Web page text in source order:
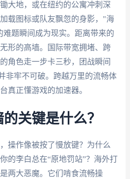
大地，或在纽约的公寓冲刺深
载图标或队友飘忽的身影，"海
题瞬间成为现实。距离带来的
形的高墙。国际带宽拥堵、跨
角色走一步卡三秒，团战瞬间
非牢不可破。跨越万里的流畅体
真正懂游戏的加速器。
关键是什么？
操作像被按了慢放键？为什么
的李白总在“原地罚站”？海外打
两大恶魔。它们啃食流畅操